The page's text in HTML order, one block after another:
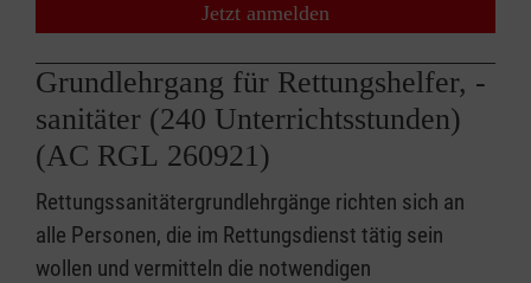
Jetzt anmelden
Grundlehrgang für Rettungshelfer, -
sanitäter (240 Unterrichtsstunden)
(AC RGL 260921)
Rettungssanitätergrundlehrgänge richten sich an
alle Personen, die im Rettungsdienst tätig sein
wollen und vermitteln die notwendigen